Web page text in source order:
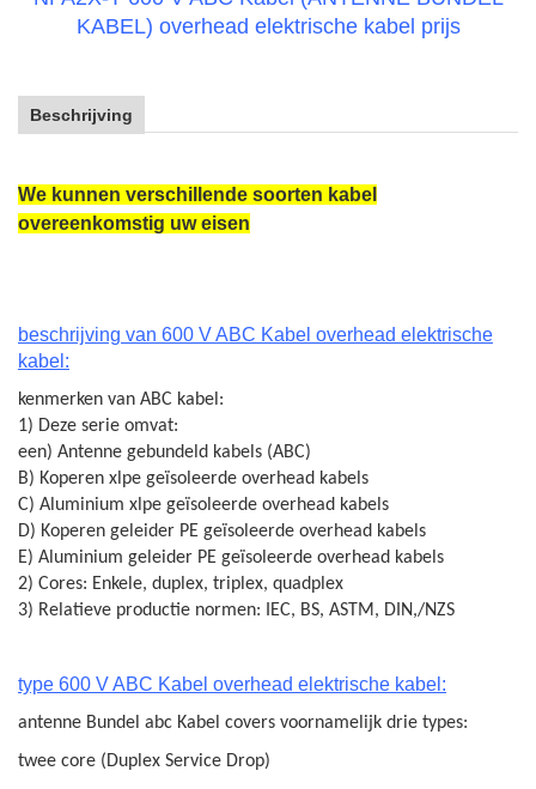
KABEL) overhead elektrische kabel prijs
Beschrijving
We kunnen verschillende soorten kabel
overeenkomstig uw eisen
beschrijving van 600 V ABC Kabel overhead elektrische
kabel :
kenmerken van ABC kabel:
1) Deze serie omvat:
een) Antenne gebundeld kabels (ABC)
B) Koperen xlpe geïsoleerde overhead kabels
C) Aluminium xlpe geïsoleerde overhead kabels
D) Koperen geleider PE geïsoleerde overhead kabels
E) Aluminium geleider PE geïsoleerde overhead kabels
2) Cores: Enkele, duplex, triplex, quadplex
3) Relatieve productie normen: IEC, BS, ASTM, DIN,/NZS
type 600 V ABC Kabel overhead elektrische kabel :
antenne Bundel abc Kabel covers voornamelijk drie types:
twee core (Duplex Service Drop)